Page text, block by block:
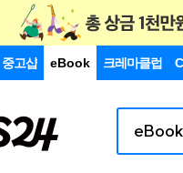
중고샵 eBook 크레마클럽